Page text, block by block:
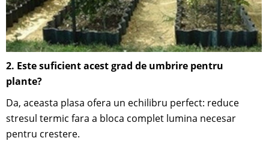
2. Este suficient acest grad de umbrire pentru
plante?
Da, aceasta plasa ofera un echilibru perfect: reduce
stresul termic fara a bloca complet lumina necesar
pentru crestere.